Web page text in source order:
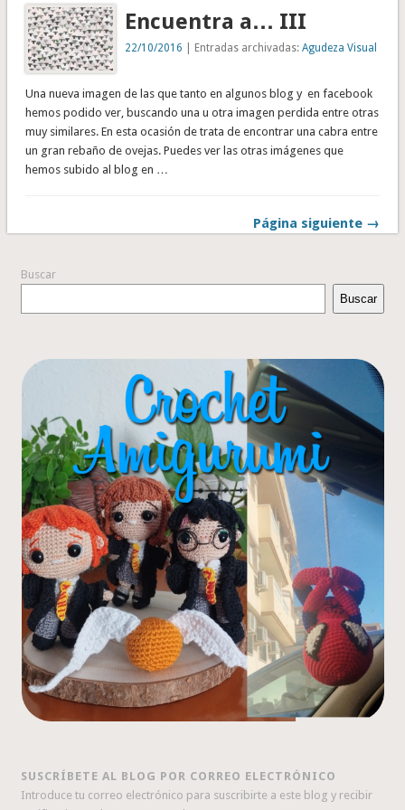
Encuentra a… III
22/10/2016 | Entradas archivadas:Agudeza Visual
Una nueva imagen de las que tanto en algunos blog y en facebook
hemos podido ver, buscando una u otra imagen perdida entre otras
muy similares. En esta ocasión de trata de encontrar una cabra entre
un gran rebaño de ovejas. Puedes ver las otras imágenes que
hemos subido al blog en …
Página siguiente →
Buscar
Buscar
SUSCRÍBETE AL BLOG POR CORREO ELECTRÓNICO
Introduce tu correo electrónico para suscribirte a este blog y recibir